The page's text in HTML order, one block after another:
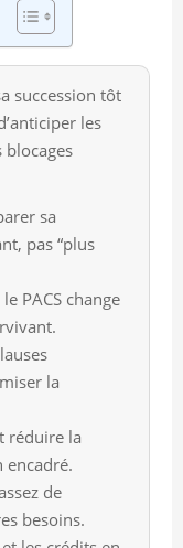
succession tôt
les
blocages
sa
pas “plus
PACS change
la
réduire la
encadré.
de
besoins.